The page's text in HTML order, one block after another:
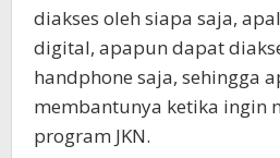
diakses oleh siapa saja,
digital, apapun dapat
handphone saja, sehingga
membantunya ketika ingin
program JKN.